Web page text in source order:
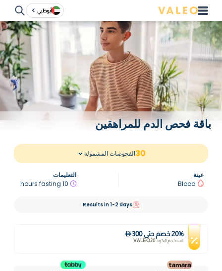
أبوظبي
باقة فحص الدم للمراهقين
30الفحوصات المشمولة
عينة
Blood
التعليمات
10 hours fasting
Results in 1-2 days
20% خصم حتى 300
استخدم الكودVALEO20